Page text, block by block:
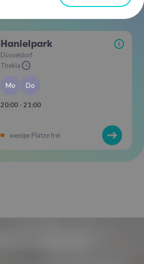
Hanielpark i
Düsseldorf
Thekla
i
Mo Do
20:00 - 21:00
wenige Plätze frei